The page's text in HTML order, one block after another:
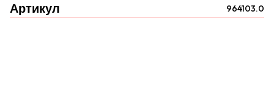
Артикул 964103.0